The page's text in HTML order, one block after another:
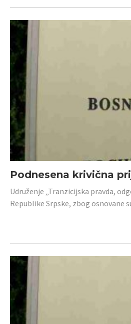
Podnesena krivična
Udruženje „Tranzicijska pravda,
Republike Srpske, zbog osnovane